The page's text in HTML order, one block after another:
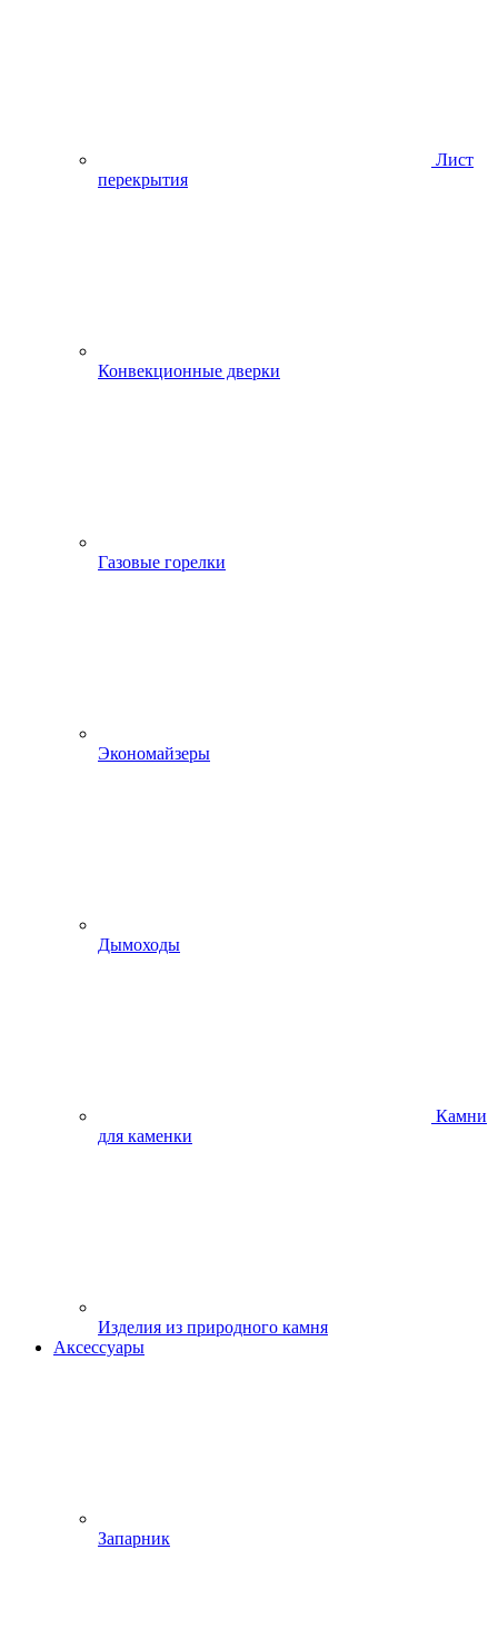
Лист
перекрытия
Конвекционные дверки
Газовые горелки
Экономайзеры
Дымоходы
Камни
для каменки
Изделия из природного камня
Аксессуары
Запарник